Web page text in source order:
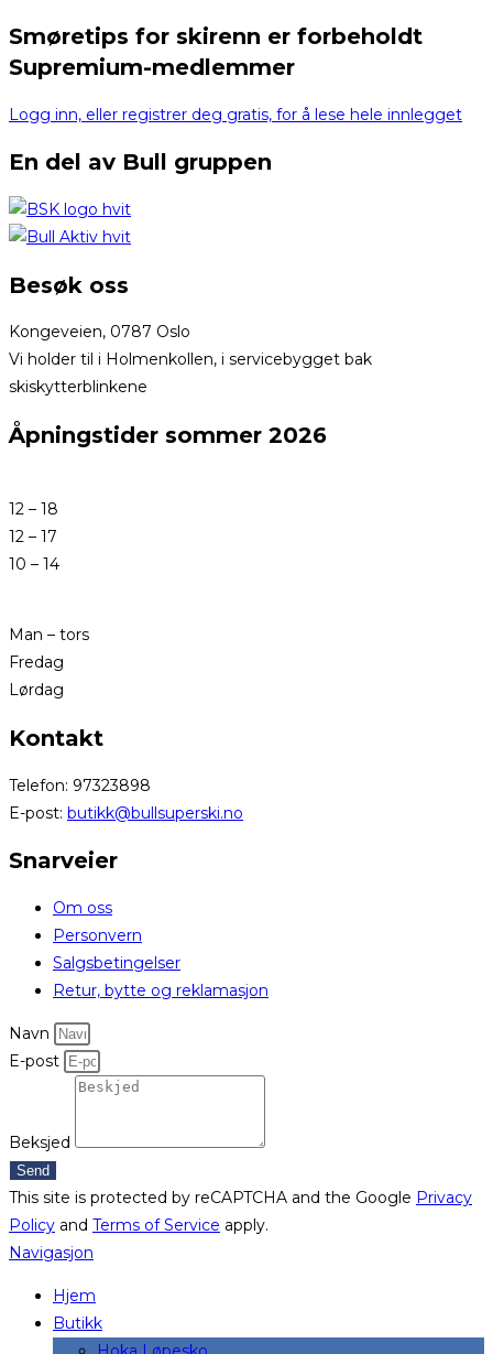
Smøretips for skirenn er forbeholdt
Supremium-medlemmer
Logg inn, eller registrer deg gratis, for å lese hele innlegget
En del av Bull gruppen
Besøk oss
Kongeveien, 0787 Oslo
Vi holder til i Holmenkollen, i servicebygget bak
skiskytterblinkene
Åpningstider sommer 2026
12 – 18
12 – 17
10 – 14
Man – tors
Fredag
Lørdag
Kontakt
Telefon: 97323898
E-post: butikk@bullsuperski.no
Snarveier
Om oss
Personvern
Salgsbetingelser
Retur, bytte og reklamasjon
Navn
E-post
Beksjed
Send
This site is protected by reCAPTCHA and the Google Privacy
Policy and Terms of Service apply.
Navigasjon
Hjem
Butikk